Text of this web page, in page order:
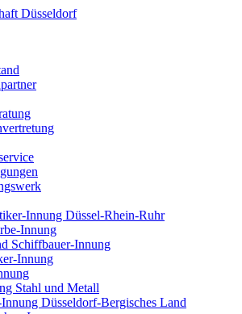
Innung Düssel-Rhein-Ruhr
Innung
Schiffbauer-Innung
Innung
Stahl und Metall
Düsseldorf-Bergisches Land